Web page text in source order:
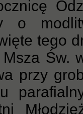
o
tego
Św.
przy